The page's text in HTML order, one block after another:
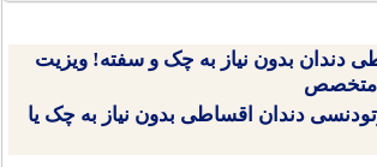
دندان بدون نیاز به چک و سفته! ویزیت
متخصص
ارتودنسی دندان اقساطی بدون نیاز به چک یا